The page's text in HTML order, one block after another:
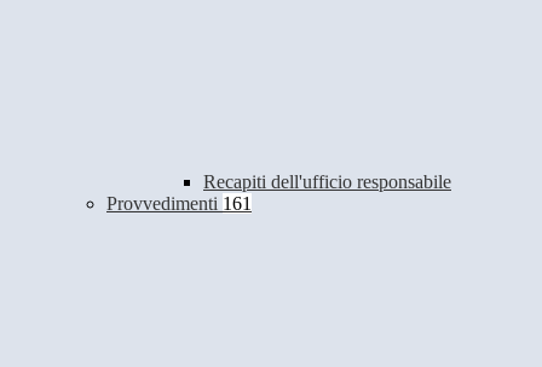
Recapiti dell'ufficio responsabile
Provvedimenti 161